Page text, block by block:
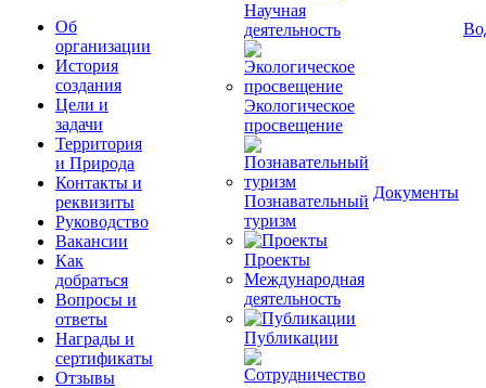
Об
организации
История
создания
Цели и
задачи
Территория
и Природа
Контакты и
реквизиты
Руководство
Вакансии
Как
добраться
Вопросы и
ответы
Награды и
сертификаты
Отзывы
Научная
деятельность
Экологическое
просвещение
Познавательный
туризм
Проекты
Международная
деятельность
Публикации
Документы